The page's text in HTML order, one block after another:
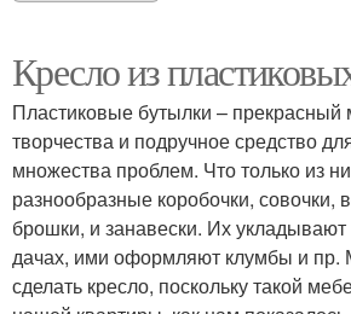
Кресло из
Пластиковые бутылки – прекрасный
творчества и подручное средство
множества проблем. Что только из
разнообразные коробочки, совочки,
брошки, и занавески. Их укладывают
дачах, ими оформляют клумбы и
сделать кресло, поскольку такой